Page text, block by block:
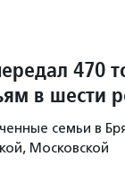
470
в шести
семьи в
Московской